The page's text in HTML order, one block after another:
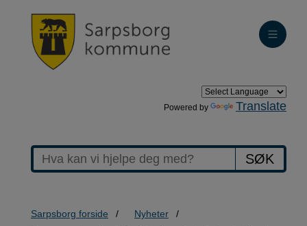
Powered by Translate
SØK
Sarpsborg forside
Nyheter